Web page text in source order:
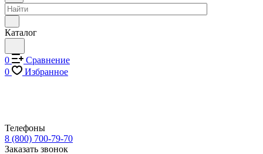
Каталог
0
Сравнение
0
Избранное
Телефоны
8 (800) 700-79-70
Заказать звонок